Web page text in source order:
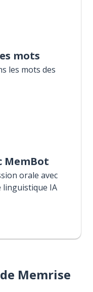
mots
les mots des
MemBot
orale avec
IA
Memrise